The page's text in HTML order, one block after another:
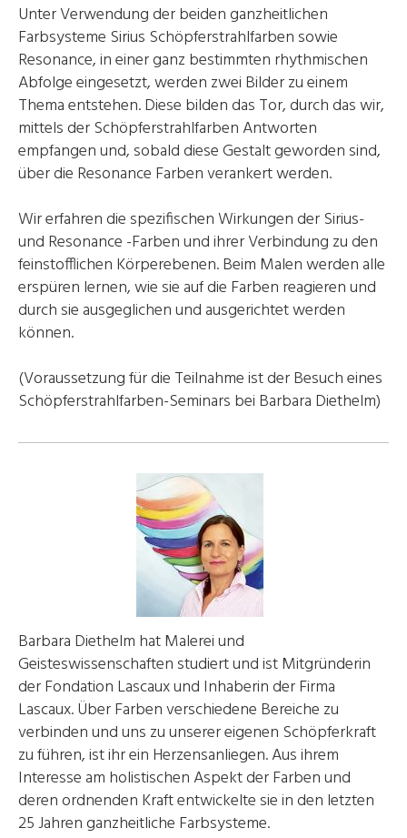
Unter Verwendung der beiden ganzheitlichen
Farbsysteme Sirius Schöpferstrahlfarben sowie
Resonance, in einer ganz bestimmten rhythmischen
Abfolge eingesetzt, werden zwei Bilder zu einem
Thema entstehen. Diese bilden das Tor, durch das wir,
mittels der Schöpferstrahlfarben Antworten
empfangen und, sobald diese Gestalt geworden sind,
über die Resonance Farben verankert werden.
Wir erfahren die spezifischen Wirkungen der Sirius-
und Resonance -Farben und ihrer Verbindung zu den
feinstofflichen Körperebenen. Beim Malen werden alle
erspüren lernen, wie sie auf die Farben reagieren und
durch sie ausgeglichen und ausgerichtet werden
können.
(Voraussetzung für die Teilnahme ist der Besuch eines
Schöpferstrahlfarben-Seminars bei Barbara Diethelm)
Barbara Diethelm hat Malerei und
Geisteswissenschaften studiert und ist Mitgründerin
der Fondation Lascaux und Inhaberin der Firma
Lascaux. Über Farben verschiedene Bereiche zu
verbinden und uns zu unserer eigenen Schöpferkraft
zu führen, ist ihr ein Herzensanliegen. Aus ihrem
Interesse am holistischen Aspekt der Farben und
deren ordnenden Kraft entwickelte sie in den letzten
25 Jahren ganzheitliche Farbsysteme.